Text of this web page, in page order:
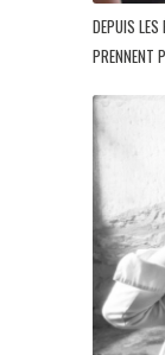
DEPUIS LES
PRENNENT